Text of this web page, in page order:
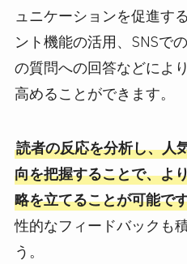
ュニケーションを促進す
ント機能の活用、SNSで
の質問への回答などによ
高めることができます。
読者の反応を分析し、人
向を把握することで、よ
略を立てることが可能で
性的なフィードバックも
う。